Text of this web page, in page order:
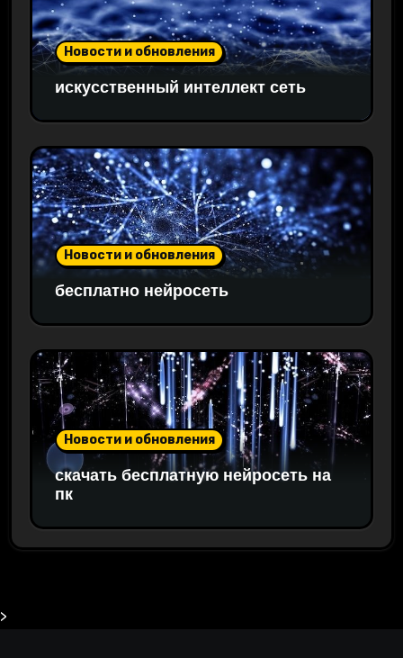
Новости и обновления
искусственный интеллект сеть
Новости и обновления
бесплатно нейросеть
Новости и обновления
скачать бесплатную нейросеть на
пк
>